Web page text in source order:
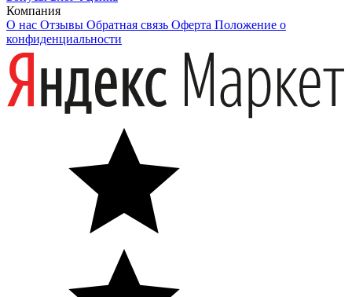
Компания
О нас Отзывы Обратная связь Оферта Положение о
конфиденциальности